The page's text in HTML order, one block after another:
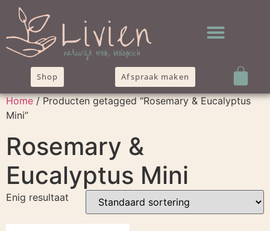
Shop Afspraak maken
Home/ Producten getagged “Rosemary & Eucalyptus
Mini”
Rosemary &
Eucalyptus Mini
Enig resultaat